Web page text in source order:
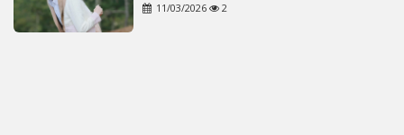
11/03/2026 2